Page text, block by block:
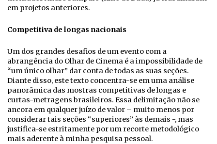
em projetos anteriores.
Competitiva de longas nacionais
Um dos grandes desafios de um evento com a
abrangência do Olhar de Cinema é a impossibilidade de
“um único olhar” dar conta de todas as suas seções.
Diante disso, este texto concentra-se em uma análise
panorâmica das mostras competitivas de longas e
curtas-metragens brasileiros. Essa delimitação não se
ancora em qualquer juízo de valor – muito menos por
considerar tais seções “superiores” às demais -, mas
justifica-se estritamente por um recorte metodológico
mais aderente à minha pesquisa pessoal.